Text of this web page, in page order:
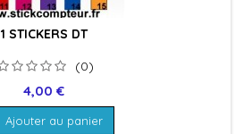
1 STICKERS DT
(0)
Prix
4,00 €
Ajouter au panier